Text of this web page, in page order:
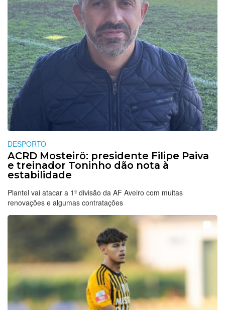
DESPORTO
ACRD Mosteirô: presidente Filipe Paiva
e treinador Toninho dão nota à
estabilidade
Plantel vai atacar a 1ª divisão da AF Aveiro com muitas
renovações e algumas contratações